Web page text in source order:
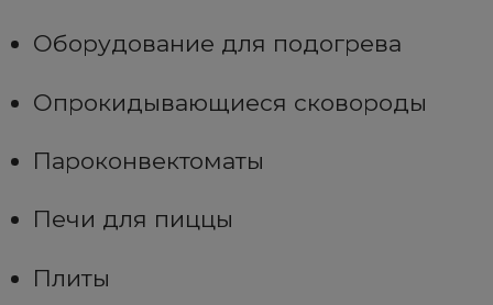
Оборудование для подогрева
Опрокидывающиеся сковороды
Пароконвектоматы
Печи для пиццы
Плиты